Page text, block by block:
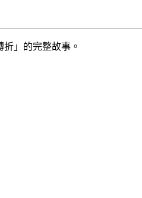
」的完整故事。